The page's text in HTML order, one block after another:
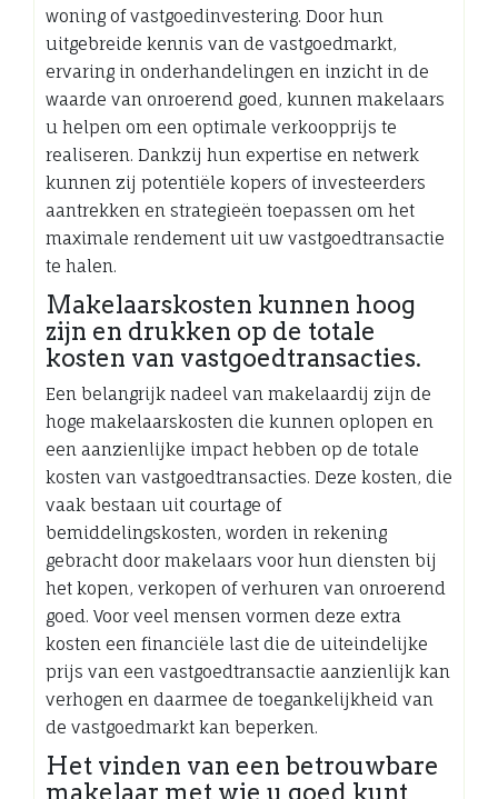
woning of vastgoedinvestering. Door hun
uitgebreide kennis van de vastgoedmarkt,
ervaring in onderhandelingen en inzicht in de
waarde van onroerend goed, kunnen makelaars
u helpen om een optimale verkoopprijs te
realiseren. Dankzij hun expertise en netwerk
kunnen zij potentiële kopers of investeerders
aantrekken en strategieën toepassen om het
maximale rendement uit uw vastgoedtransactie
te halen.
Makelaarskosten kunnen hoog
zijn en drukken op de totale
kosten van vastgoedtransacties.
Een belangrijk nadeel van makelaardij zijn de
hoge makelaarskosten die kunnen oplopen en
een aanzienlijke impact hebben op de totale
kosten van vastgoedtransacties. Deze kosten, die
vaak bestaan uit courtage of
bemiddelingskosten, worden in rekening
gebracht door makelaars voor hun diensten bij
het kopen, verkopen of verhuren van onroerend
goed. Voor veel mensen vormen deze extra
kosten een financiële last die de uiteindelijke
prijs van een vastgoedtransactie aanzienlijk kan
verhogen en daarmee de toegankelijkheid van
de vastgoedmarkt kan beperken.
Het vinden van een betrouwbare
makelaar met wie u goed kunt